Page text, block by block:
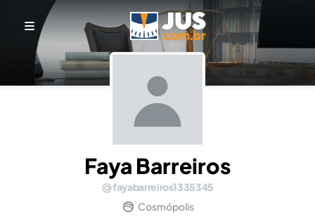
Faya Barreiros
fayabarreiros1335345
Cosmópolis